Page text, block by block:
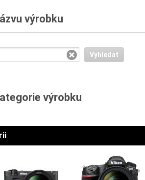
výrobku
Vyhledat
výrobku